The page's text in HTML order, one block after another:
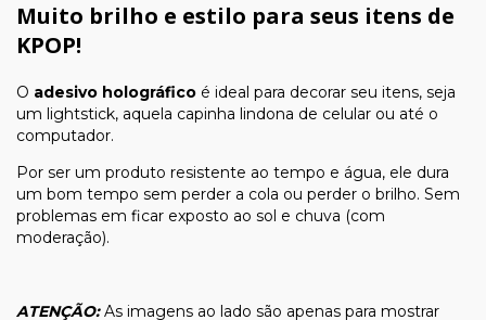
Muito brilho e estilo para seus itens de
KPOP!
O adesivo holográfico é ideal para decorar seu itens, seja
um lightstick, aquela capinha lindona de celular ou até o
computador.
Por ser um produto resistente ao tempo e água, ele dura
um bom tempo sem perder a cola ou perder o brilho. Sem
problemas em ficar exposto ao sol e chuva (com
moderação).
ATENÇÃO:As imagens ao lado são apenas para mostrar